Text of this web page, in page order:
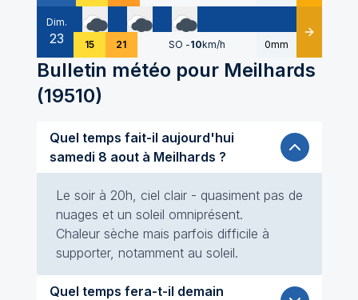
Dim.
23 15 21 SO -10km/h 0mm Détails
Bulletin météo pour Meilhards
(19510)
Quel temps fait-il aujourd'hui
samedi 8 aout à Meilhards ?
Le soir à 20h, ciel clair - quasiment pas de
nuages et un soleil omniprésent.
Chaleur sèche mais parfois difficile à
supporter, notamment au soleil.
Quel temps fera-t-il demain